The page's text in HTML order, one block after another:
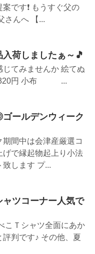
です❗ もうすぐ父の
さんへ 【...
荷しましたぁ～🎵
じてみませんか 絵てぬ
円 小布 ...
ールデンウィーク
間中は会津産厳選コ
げで縁起物起上り小法
します プ...
ツコーナー人気で
こＴシャツ全面にあか
判です♪ その他、夏